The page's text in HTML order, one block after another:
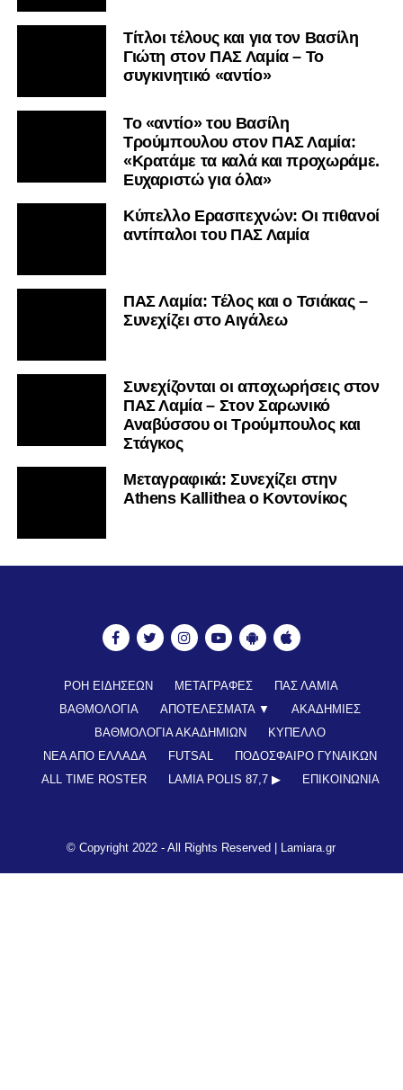
Τίτλοι τέλους και για τον Βασίλη
Γιώτη στον ΠΑΣ Λαμία – Το
συγκινητικό «αντίο»
Το «αντίο» του Βασίλη
Τρούμπουλου στον ΠΑΣ Λαμία:
«Κρατάμε τα καλά και προχωράμε.
Ευχαριστώ για όλα»
Κύπελλο Ερασιτεχνών: Οι πιθανοί
αντίπαλοι του ΠΑΣ Λαμία
ΠΑΣ Λαμία: Τέλος και ο Τσιάκας –
Συνεχίζει στο Αιγάλεω
Συνεχίζονται οι αποχωρήσεις στον
ΠΑΣ Λαμία – Στον Σαρωνικό
Αναβύσσου οι Τρούμπουλος και
Στάγκος
Mεταγραφικά: Συνεχίζει στην
Athens Kallithea ο Κοντονίκος
ΡΟΗ ΕΙΔΗΣΕΩΝ ΜΕΤΑΓΡΑΦΕΣ
ΠΑΣ ΛΑΜΙΑ
ΒΑΘΜΟΛΟΓΙΑ
ΑΠΟΤΕΛΕΣΜΑΤΑ ▼
ΑΚΑΔΗΜΙΕΣ
ΒΑΘΜΟΛΟΓΙΑ ΑΚΑΔΗΜΙΩΝ
ΚΥΠΕΛΛΟ
ΝΕΑ ΑΠΟ ΕΛΛΑΔΑ
FUTSAL
ΠΟΔΟΣΦΑΙΡΟ ΓΥΝΑΙΚΩΝ
ALL TIME ROSTER
LAMIA POLIS 87,7 ▶︎ ΕΠΙΚΟΙΝΩΝΊΑ
© Copyright 2022 - All Rights Reserved | Lamiara.gr